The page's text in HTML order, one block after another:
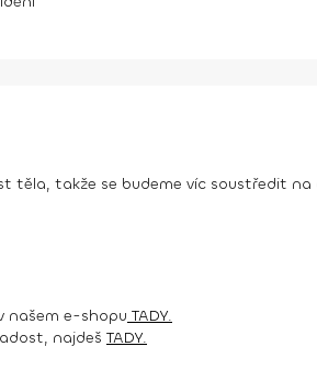
těla, takže se budeme víc soustředit
našem e-shopu TADY.
najdeš TADY.